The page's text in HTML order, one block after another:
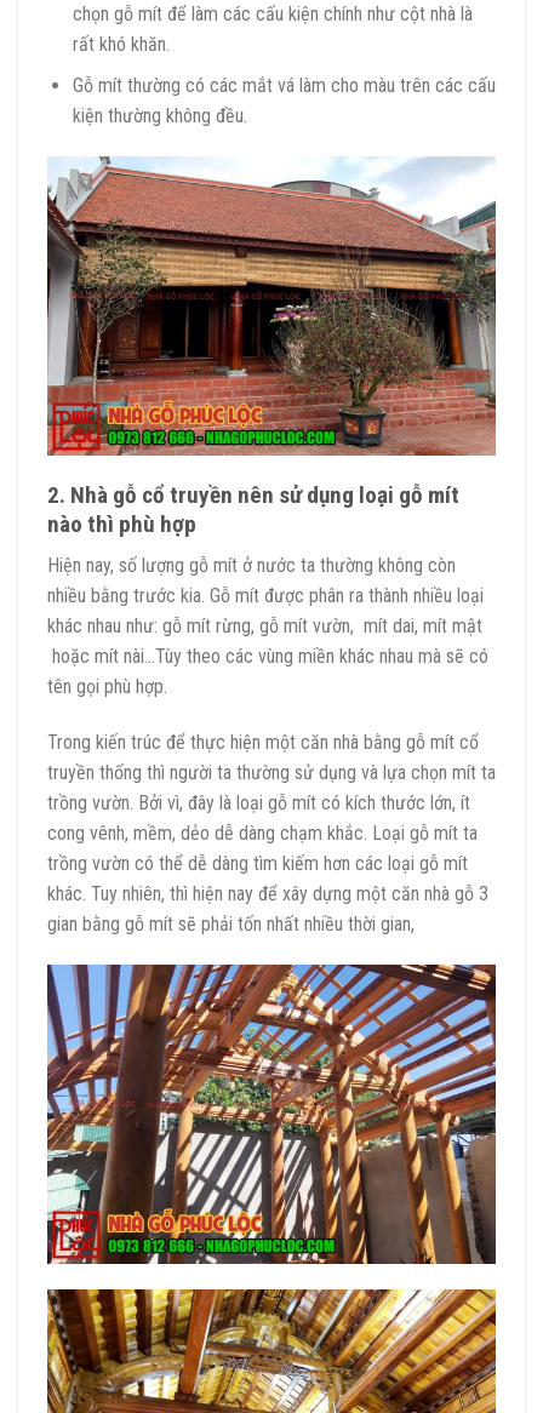
chọn gỗ mít để làm các cấu kiện chính như cột nhà là
rất khó khăn.
Gỗ mít thường có các mắt vá làm cho màu trên các cấu
kiện thường không đều.
2. Nhà gỗ cổ truyền nên sử dụng loại gỗ mít
nào thì phù hợp
Hiện nay, số lượng gỗ mít ở nước ta thường không còn
nhiều bằng trước kia. Gỗ mít được phân ra thành nhiều loại
khác nhau như: gỗ mít rừng, gỗ mít vườn, mít dai, mít mật
hoặc mít nài…Tùy theo các vùng miền khác nhau mà sẽ có
tên gọi phù hợp.
Trong kiến trúc để thực hiện một căn nhà bằng gỗ mít cổ
truyền thống thì người ta thường sử dụng và lựa chọn mít ta
trồng vườn. Bởi vì, đây là loại gỗ mít có kích thước lớn, ít
cong vênh, mềm, dẻo dễ dàng chạm khắc. Loại gỗ mít ta
trồng vườn có thể dễ dàng tìm kiếm hơn các loại gỗ mít
khác. Tuy nhiên, thì hiện nay để xây dựng một căn nhà gỗ 3
gian bằng gỗ mít sẽ phải tốn nhất nhiều thời gian,